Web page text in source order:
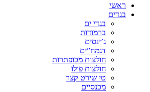
ראשי
בגדים
בגדי ים
ברמודות
ג’ינסים
דגמח”ים
חולצות מכופתרות
חולצות פולו
טי שירט קצר
מכנסיים